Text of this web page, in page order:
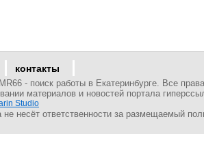
контакты
- поиск работы в Екатеринбурге. Все
материалов и новостей портала
Studio
несёт ответственности за размещаемый